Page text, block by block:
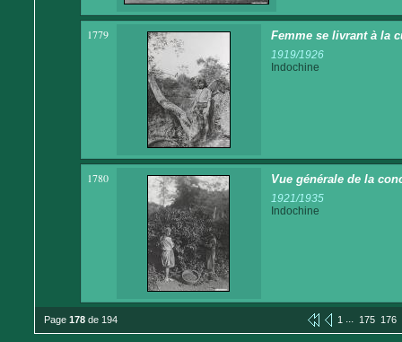
1779 Femme se livrant à la
1919/1926
Indochine
1780 Vue générale de la
1921/1935
Indochine
Page 178 de 194 1 ... 175 176